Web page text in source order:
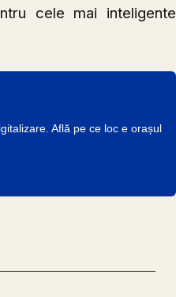
cele mai inteligente
Află pe ce loc e orașul